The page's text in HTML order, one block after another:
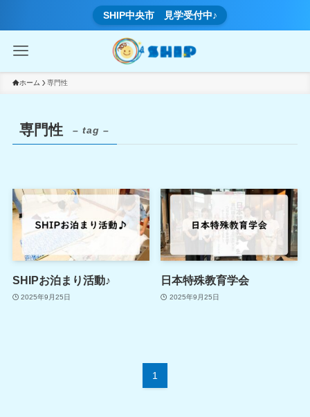
SHIP中央市 見学受付中♪
ホーム 専門性
専門性 – tag –
SHIPお泊まり活動♪
2025年9月25日
日本特殊教育学会
2025年9月25日
1